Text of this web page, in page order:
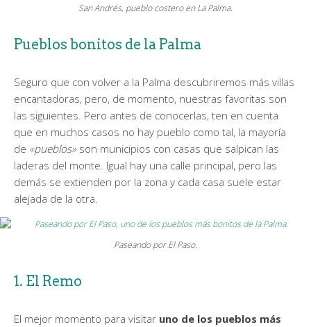
San Andrés, pueblo costero en La Palma.
Pueblos bonitos de la Palma
Seguro que con volver a la Palma descubriremos más villas
encantadoras, pero, de momento, nuestras favoritas son
las siguientes. Pero antes de conocerlas, ten en cuenta
que en muchos casos no hay pueblo como tal, la mayoría
de «pueblos» son municipios con casas que salpican las
laderas del monte. Igual hay una calle principal, pero las
demás se extienden por la zona y cada casa suele estar
alejada de la otra.
Paseando por El Paso.
1. El Remo
El mejor momento para visitar uno de los pueblos más